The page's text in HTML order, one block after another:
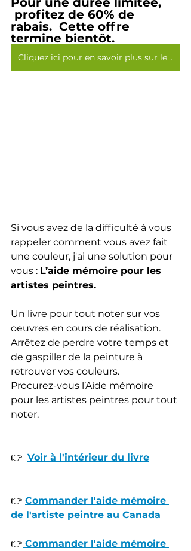
rabais.  Cette offre
termine bientôt.
Cliquez ici pour en savoir plus sur les pinceaux >>>
Si vous avez de la difficulté à vous
rappeler comment vous avez fait
une couleur, j'ai une solution pour
vous : L’aide mémoire pour les
artistes peintres.
Un livre pour tout noter sur vos
oeuvres en cours de réalisation.
Arrêtez de perdre votre temps et
de gaspiller de la peinture à
retrouver vos couleurs.
Procurez-vous l’Aide mémoire
pour les artistes peintres pour tout
noter.
👉 Voir à l'intérieur du livre
👉 Commander l'aide mémoire
de l'artiste peintre au Canada
👉 Commander l'aide mémoire